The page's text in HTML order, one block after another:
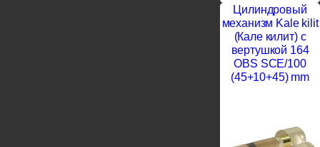
Цилиндровый
механизм Kale kilit
(Кале килит) с
вертушкой 164
OBS SCE/100
(45+10+45) mm